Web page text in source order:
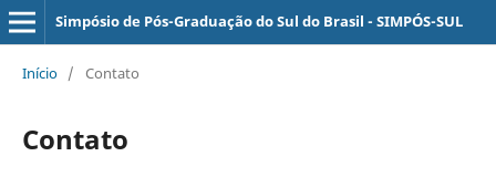
Simpósio de Pós-Graduação do Sul do Brasil - SIMPÓS-SUL
Início / Contato
Contato